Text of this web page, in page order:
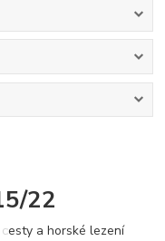
22
a horské lezení